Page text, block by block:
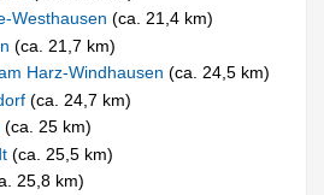
Westhausen(ca. 21,4 km)
(ca. 21,7 km)
Harz-Windhausen(ca. 24,5 km)
(ca. 24,7 km)
(ca. 25 km)
(ca. 25,5 km)
25,8 km)